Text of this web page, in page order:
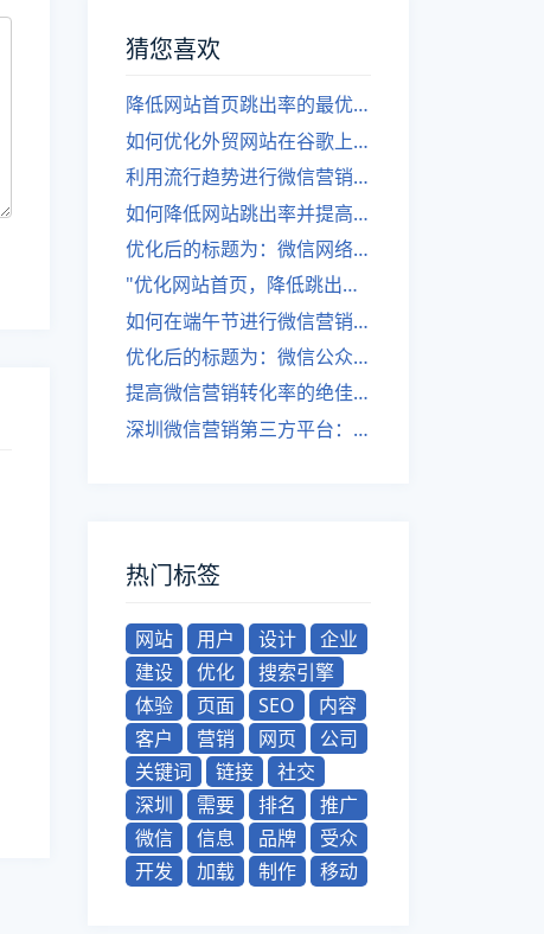
猜您喜欢
降低网站首页跳出率的最优标题为：优化网站首页，提高用户留存率
如何优化外贸网站在谷歌上的表现
利用流行趋势进行微信营销攻略
如何降低网站跳出率并提高用户留存率？
优化后的标题为：微信网络营销的有效利用方法
"优化网站首页，降低跳出率！"
如何在端午节进行微信营销小游戏活动，让你的品牌更具吸引力？
优化后的标题为：微信公众号软文广告营销攻略。
提高微信营销转化率的绝佳策略
深圳微信营销第三方平台：让你的微信公众号变得更具吸引力！
热门标签
网站 用户 设计
企业
建设
优化
搜索引擎
体验
页面 SEO
内容
客户
营销 网页
公司
关键词
链接
社交
深圳
需要 排名
推广
微信
信息 品牌
受众
开发
加载 制作 移动